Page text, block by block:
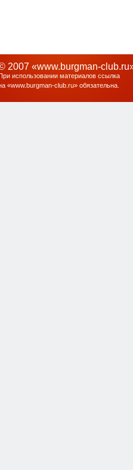
2007 «www.burgman-
использовании материалов ссылка
«www.burgman-club.ru» обязательна